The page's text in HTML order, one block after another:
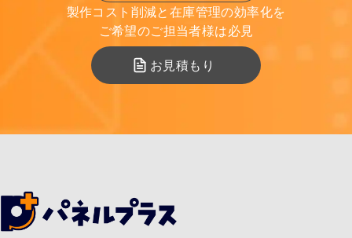
製作コスト削減と在庫管理の効率化を
ご希望のご担当者様は必見
お見積もり